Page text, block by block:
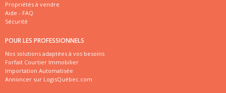
Propriétés à vendre
Aide - FAQ
Sécurité
POUR LES PROFESSIONNELS
Nos solutions adaptées à vos besoins
Forfait Courtier Immobilier
Importation Automatisée
Annoncer sur LogisQuébec.com